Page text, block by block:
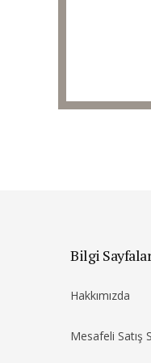
Bilgi
Hakkımızda
Mesafeli Satış